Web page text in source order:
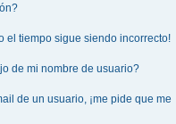
el tiempo sigue siendo incorrecto!
de mi nombre de usuario?
de un usuario, ¡me pide que me